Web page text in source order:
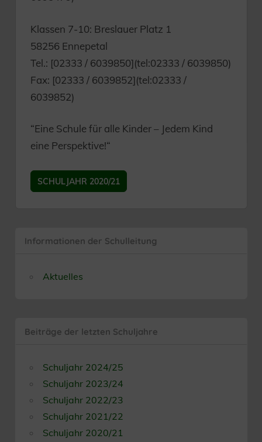
Klassen 7-10: Breslauer Platz 1
58256 Ennepetal
Tel.: [02333 / 6039850](tel:02333 / 6039850)
Fax: [02333 / 6039852](tel:02333 /
6039852)
“Eine Schule für alle Kinder – Jedem Kind
eine Perspektive!“
SCHULJAHR 2020/21
Informationen der Schulleitung
Aktuelles
Beiträge der letzten Schuljahre
Schuljahr 2024/25
Schuljahr 2023/24
Schuljahr 2022/23
Schuljahr 2021/22
Schuljahr 2020/21